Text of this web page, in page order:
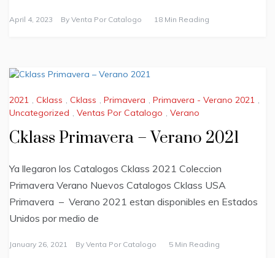
April 4, 2023 By Venta Por Catalogo 18 Min Reading
2021 , Cklass , Cklass , Primavera , Primavera - Verano 2021 ,
Uncategorized , Ventas Por Catalogo , Verano
Cklass Primavera – Verano 2021
Ya llegaron los Catalogos Cklass 2021 Coleccion
Primavera Verano Nuevos Catalogos Cklass USA
Primavera – Verano 2021 estan disponibles en Estados
Unidos por medio de
January 26, 2021 By Venta Por Catalogo 5 Min Reading